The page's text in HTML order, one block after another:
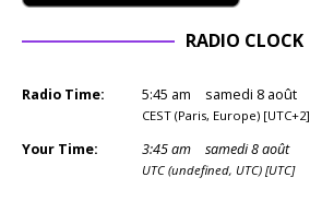
RADIO CLOCK
Radio Time: 5:45 am samedi 8 août
CEST (Paris, Europe) [UTC+2]
Your Time: 3:45am samedi 8 août
UTC (undefined, UTC) [UTC]